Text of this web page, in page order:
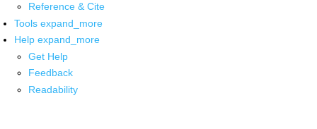
Reference & Cite
Tools expand_more
Help expand_more
Get Help
Feedback
Readability